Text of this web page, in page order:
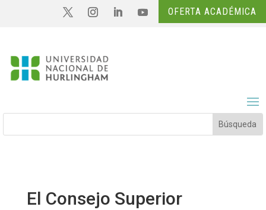
OFERTA ACADÉMICA
El Consejo Superior